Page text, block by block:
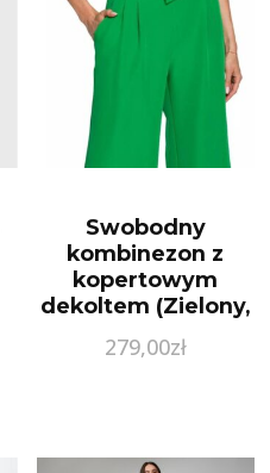
Swobodny
kombinezon z
kopertowym
dekoltem (Zielony,
279,00zł